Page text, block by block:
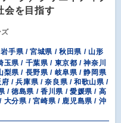
会を目指す
手県 / 宮城県 / 秋田県 / 山形
県 / 千葉県 / 東京都 / 神奈川
梨県 / 長野県 / 岐阜県 / 静岡県
/ 兵庫県 / 奈良県 / 和歌山県 /
/ 徳島県 / 香川県 / 愛媛県 / 高
大分県 / 宮崎県 / 鹿児島県 / 沖